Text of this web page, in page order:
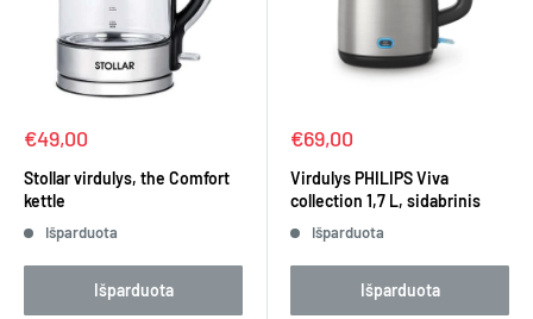
Kaina
€49,00
Stollar virdulys, the Comfort
kettle
Išparduota
Išparduota
Kaina
€69,00
Virdulys PHILIPS Viva
collection 1,7 L, sidabrinis
Išparduota
Išparduota